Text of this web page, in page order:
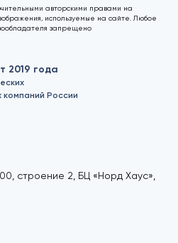
авторскими правами на
используемые на сайте. Любое
запрещено
2019 года
компаний России
строение 2, БЦ «Норд Хаус»,